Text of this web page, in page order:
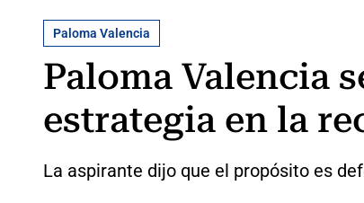
Paloma Valencia
Paloma Valencia
estrategia en la
La aspirante dijo que el propósito es